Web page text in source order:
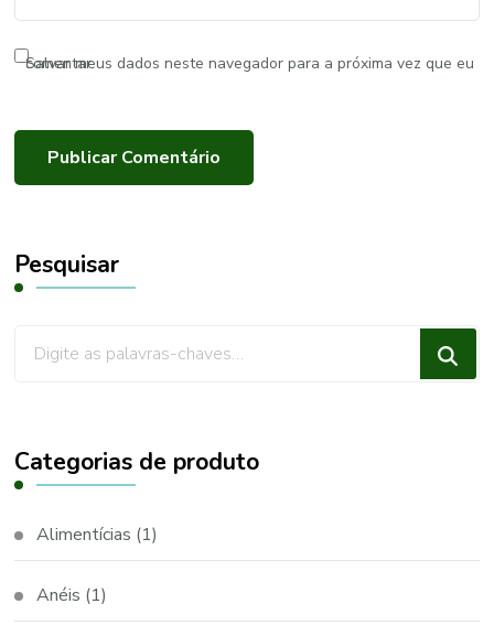
Salvar meus dados neste navegador para a próxima vez que eu comentar.
Pesquisar
algo?
Categorias de produto
Alimentícias (1)
Anéis (1)